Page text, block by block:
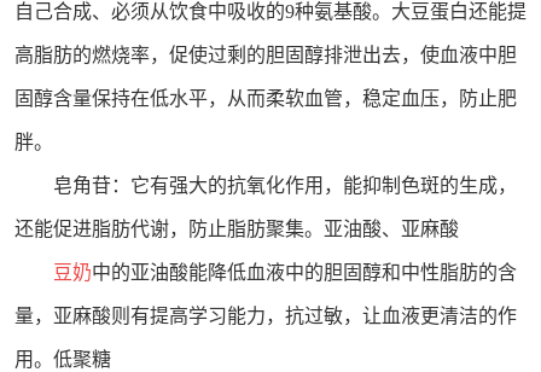
自己合成、必须从饮食中吸收的9种氨基酸。大豆蛋白还能提
高脂肪的燃烧率，促使过剩的胆固醇排泄出去，使血液中胆
固醇含量保持在低水平，从而柔软血管，稳定血压，防止肥
胖。
皂角苷：它有强大的抗氧化作用，能抑制色斑的生成，
还能促进脂肪代谢，防止脂肪聚集。亚油酸、亚麻酸
豆奶中的亚油酸能降低血液中的胆固醇和中性脂肪的含
量，亚麻酸则有提高学习能力，抗过敏，让血液更清洁的作
用。低聚糖